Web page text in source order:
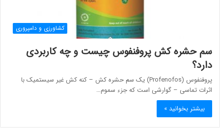
کشاورزی و دامپروری
سم حشره کش پروفنفوس چیست و چه کاربردی
دارد؟
پروفنفوس (Profenofos) یک سم حشره کش – کنه کش غیر سیستمیک با
اثرات تماسی – گوارشی است که جزء سموم…
بیشتر بخوانید »